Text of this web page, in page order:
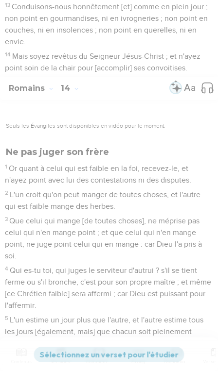
13 Conduisons-nous honnêtement [et] comme en plein jour ;
non point en gourmandises, ni en ivrogneries ; non point en
couches, ni en insolences ; non point en querelles, ni en
envie.
14 Mais soyez revêtus du Seigneur Jésus-Christ ; et n'ayez
point soin de la chair pour [accomplir] ses convoitises.
Romains 14
Seuls les Évangiles sont disponibles en vidéo pour le moment.
Ne pas juger son frère
1 Or quant à celui qui est faible en la foi, recevez-le, et
n'ayez point avec lui des contestations ni des disputes.
2 L'un croit qu'on peut manger de toutes choses, et l'autre
qui est faible mange des herbes.
3 Que celui qui mange [de toutes choses], ne méprise pas
celui qui n'en mange point ; et que celui qui n'en mange
point, ne juge point celui qui en mange : car Dieu l'a pris à
soi.
4 Qui es-tu toi, qui juges le serviteur d'autrui ? s'il se tient
ferme ou s'il bronche, c'est pour son propre maître ; et même
[ce Chrétien faible] sera affermi ; car Dieu est puissant pour
l'affermir.
5 L'un estime un jour plus que l'autre, et l'autre estime tous
les jours [également, mais] que chacun soit pleinement
Celui qui a égard au jour, y a égard à cause du Seigneur ; et
Versions Commentaires Strong